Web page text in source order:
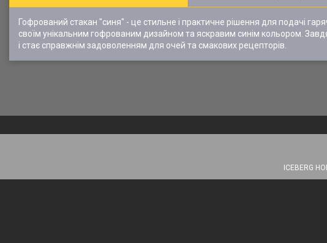
Гофрований стакан "синя" - це стильне і практичне рішення для подачі
своїм унікальним гофрованим дизайном та яскравим синім кольором.
і стає справжнім задоволенням для очей та смакових рецепторів.